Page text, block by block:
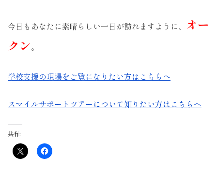
今日もあなたに素晴らしい一日が訪れますように、 オー
クン。
学校支援の現場をご覧になりたい方はこちらへ
スマイルサポートツアーについて知りたい方はこちらへ
共有: